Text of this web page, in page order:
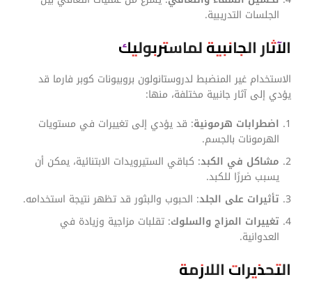
الجلسات التدريبية.
الآثار الجانبية لماستربوليك
الاستخدام غير المنضبط لدروستانولون بروبيونات كوبر فارما قد
يؤدي إلى آثار جانبية مختلفة، منها:
اضطرابات هرمونية: قد يؤدي إلى تغييرات في مستويات
الهرمونات بالجسم.
مشاكل في الكبد: كباقي الستيرويدات الابتنائية، يمكن أن
يسبب ضررًا للكبد.
تأثيرات على الجلد: الحبوب والبثور قد تظهر نتيجة استخدامه.
تغييرات المزاج والسلوك: تقلبات مزاجية وزيادة في
العدوانية.
التحذيرات اللازمة